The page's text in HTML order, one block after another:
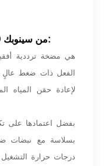
وصف مضخة حقن الماء DW-420 من سينوبك:
الفعل ذات ضغط
لإعادة حقن المياه
بفضل اعتمادها على
بسلاسة مع نبضات